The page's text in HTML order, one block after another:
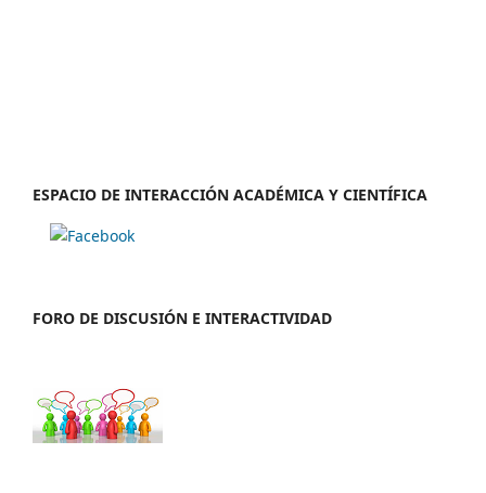
ESPACIO DE INTERACCIÓN ACADÉMICA Y CIENTÍFICA
FORO DE DISCUSIÓN E INTERACTIVIDAD